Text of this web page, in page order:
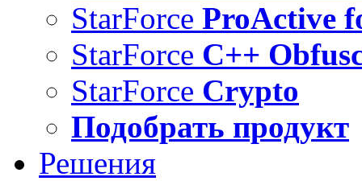
StarForce ProActive
StarForce C++
StarForce Crypto
Подобрать продукт
Решения